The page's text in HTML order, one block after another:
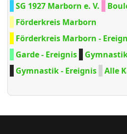
SG 1927 Marborn e. V.
Förderkreis Marborn
Förderkreis Marborn -
Garde - Ereignis
Gymnastik - Ereignis
Alle